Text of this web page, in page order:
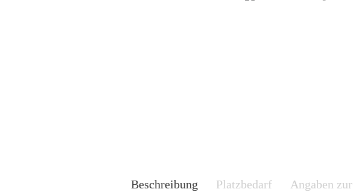
Beschreibung Platzbedarf Angaben